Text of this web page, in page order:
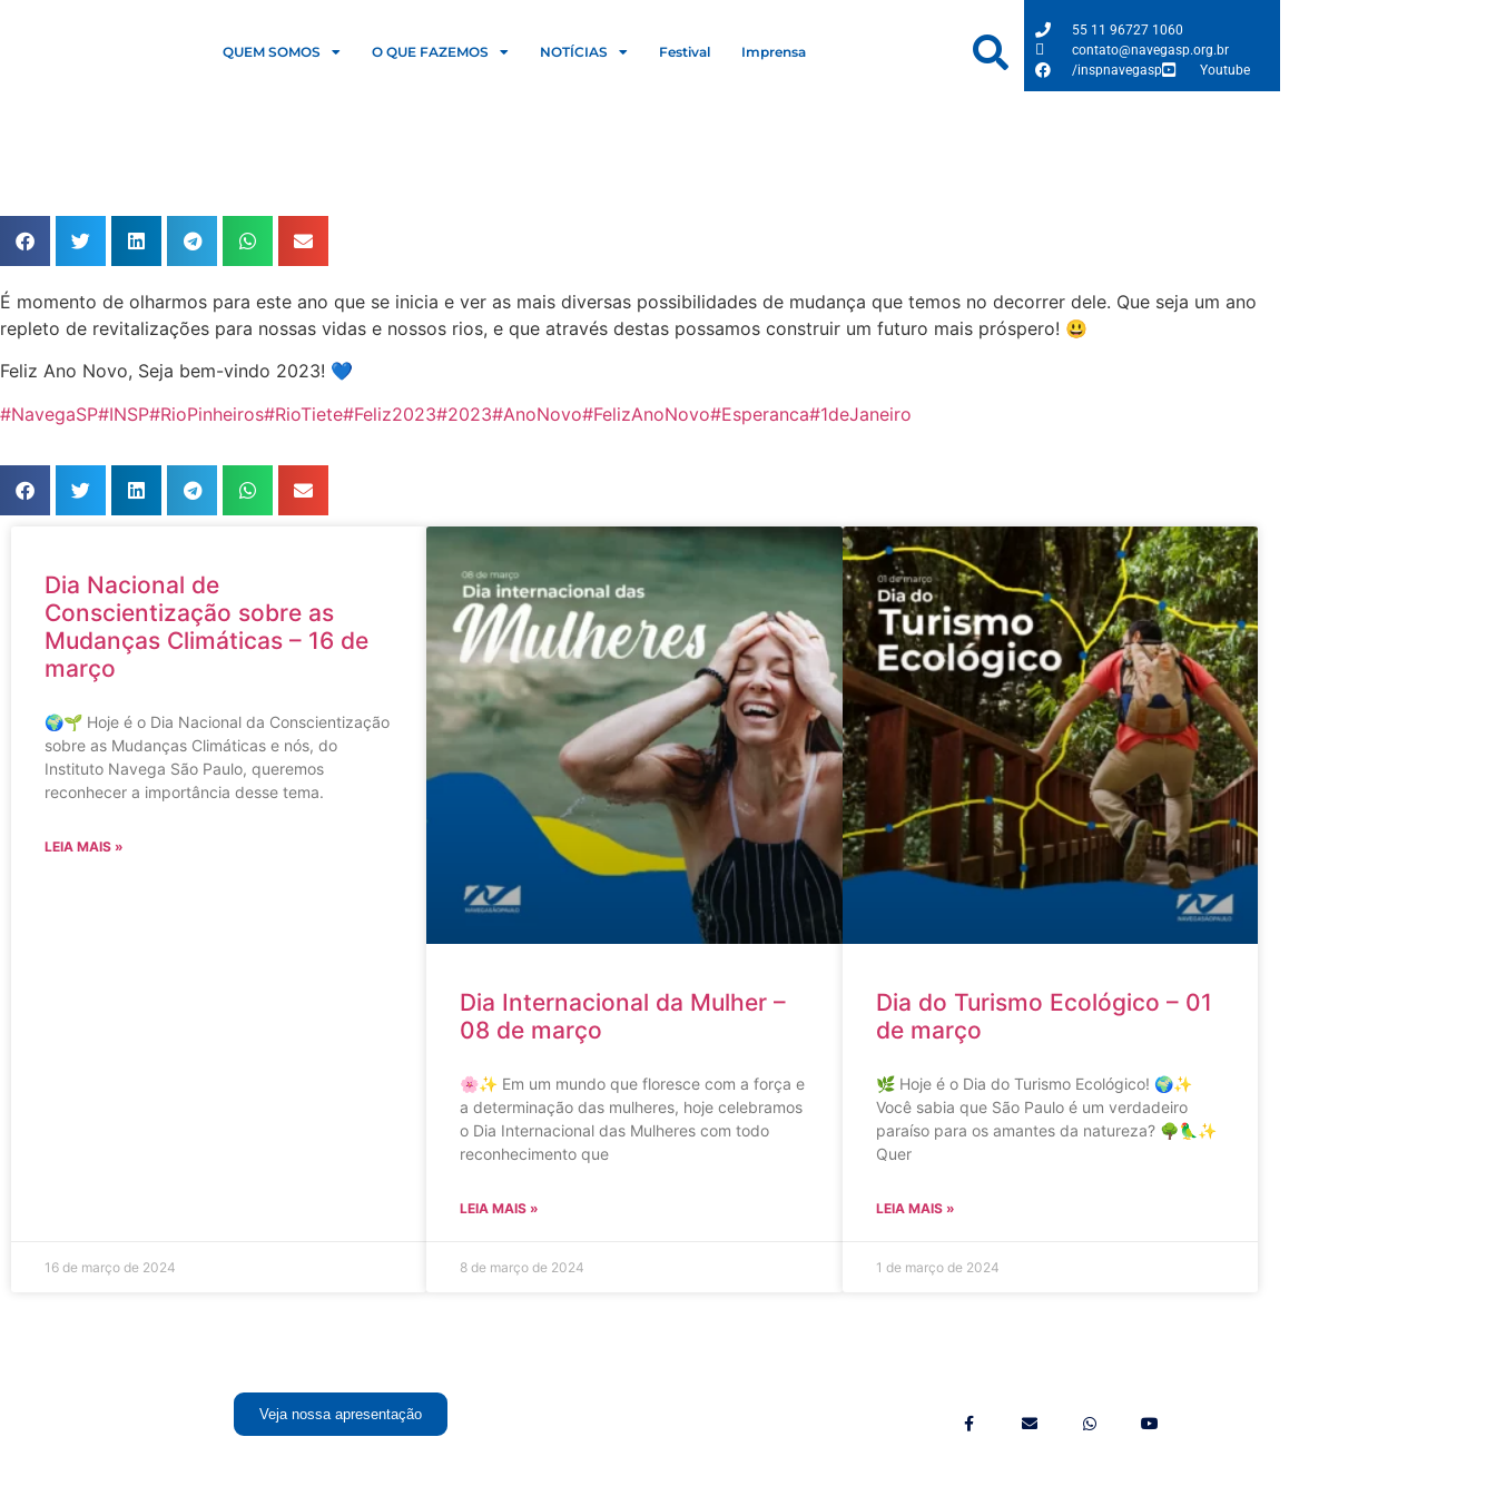
QUEM SOMOS O QUE FAZEMOS NOTÍCIAS Festival Imprensa
55 11 96727 1060
contato@navegasp.org.br
/inspnavegasp
Youtube
É momento de olharmos para este ano que se inicia e ver as mais diversas possibilidades de mudança que temos no decorrer dele. Que seja um ano
repleto de revitalizações para nossas vidas e nossos rios, e que através destas possamos construir um futuro mais próspero! 😃
Feliz Ano Novo, Seja bem-vindo 2023! 💙
#NavegaSP#INSP#RioPinheiros#RioTiete#Feliz2023#2023#AnoNovo#FelizAnoNovo#Esperanca#1deJaneiro
Dia Nacional de
Conscientização sobre as
Mudanças Climáticas – 16 de
março
🌍🌱 Hoje é o Dia Nacional da Conscientização
sobre as Mudanças Climáticas e nós, do
Instituto Navega São Paulo, queremos
reconhecer a importância desse tema.
LEIA MAIS »
16 de março de 2024
Dia Internacional da Mulher –
08 de março
🌸✨ Em um mundo que floresce com a força e
a determinação das mulheres, hoje celebramos
o Dia Internacional das Mulheres com todo
reconhecimento que
LEIA MAIS »
8 de março de 2024
Dia do Turismo Ecológico – 01
de março
🌿 Hoje é o Dia do Turismo Ecológico! 🌍✨
Você sabia que São Paulo é um verdadeiro
paraíso para os amantes da natureza? 🌳🦜✨
Quer
LEIA MAIS »
1 de março de 2024
Veja nossa apresentação